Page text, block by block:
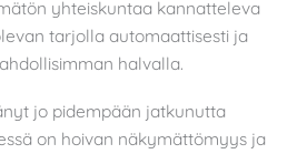
yhteiskuntaa kannatteleva
tarjolla automaattisesti ja
halvalla.
jo pidempään jatkunutta
on hoivan näkymättömyys ja